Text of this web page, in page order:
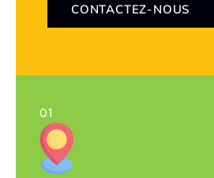
CONTACTEZ-NOUS
01